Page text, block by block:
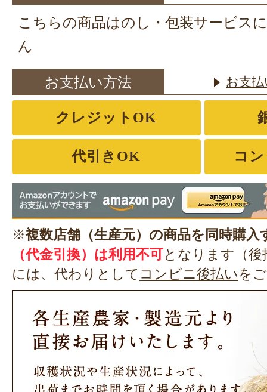
こちらの商品はのし・包装サービス
ん
お支払い方法 お支
クレジットOK
代引きOK コ
※複数店舗（生産元）の商品を同時購入
（代金引換）は利用不可となります（
には、代わりとして コンビニ後払いを